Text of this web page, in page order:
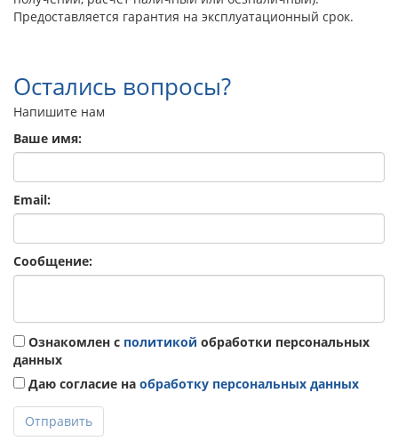
Предоставляется гарантия на эксплуатационный срок.
Остались вопросы?
Напишите нам
Ваше имя:
Email:
Сообщение:
Ознакомлен с политикой обработки персональных
данных
Даю согласие на обработку персональных данных
Отправить